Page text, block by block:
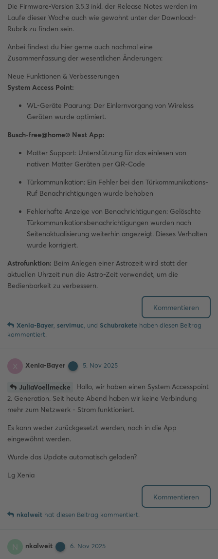
Die Firmware-Version 3.5.3 inkl. der Release Notes werden im
Laufe dieser Woche auch wie gewohnt unter der Download-
Rubrik zu finden sein.
Anbei findest du hier gerne auch nochmal eine
Zusammenfassung der wesentlichen Änderungen:
Neue Funktionen & Verbesserungen
System Access Point:
WL-Geräte Paarung: Der Einlernvorgang von Wireless
Geräten wurde optimiert.
​​Busch-free@home® Next App:
Matter Support: Unterstützung für das einlesen von
nativen Matter Geräten per QR-Code
Türkommunikation: Ein Fehler bei den Türkommunikations-
Ruf Benachrichtigungen wurde behoben
Fehlerhafte Anzeige von Benachrichtigungen: Gelöschte
Türkommunikationsbenachrichtigungen wurden nach
Seitenaktualisierung weiterhin angezeigt. Dieses Verhalten
wurde korrigiert.
Astrofunktion: Beim Anlegen einer Astrozeit wird statt der
aktuellen Uhrzeit nun die Astro-Zeit verwendet, um die
Bedienbarkeit zu verbessern.
Kommentieren
Xenia-Bayer servimuc , und Schubrakete haben diesen Beitrag
kommentiert.
X Xenia-Bayer 5. Nov 2025
JuliaVoellmecke
Hallo, wir haben einen System Accesspoint
2. Generation. Seit heute Abend haben wir keine Verbindung
mehr zum Netzwerk - Strom funktioniert.
Es kann weder zurückgesetzt werden, noch in die App
eingewöhnt werden.
Wurde das Update automatisch geladen?
Lg Xenia
Kommentieren
nkalweit hat diesen Beitrag kommentiert.
N nkalweit 6. Nov 2025